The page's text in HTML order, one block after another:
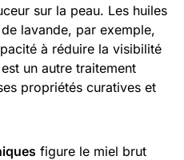
sur la peau. Les huiles
lavande, par exemple,
à réduire la visibilité
un autre traitement
propriétés curatives et
figure le miel brut